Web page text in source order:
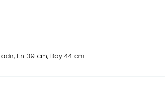
En 39 cm, Boy 44 cm